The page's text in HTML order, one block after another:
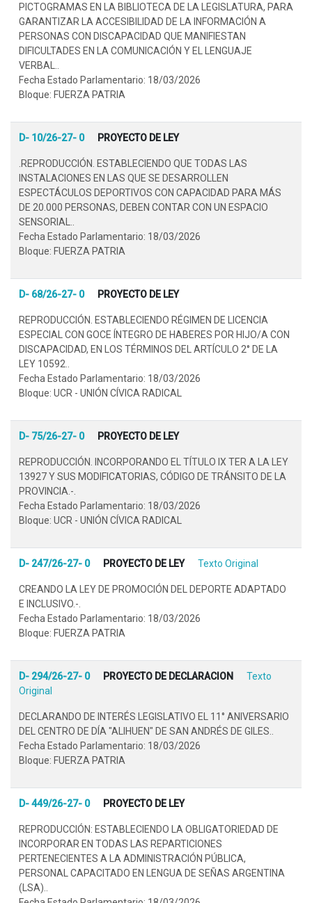
PICTOGRAMAS EN LA BIBLIOTECA DE LA LEGISLATURA, PARA
GARANTIZAR LA ACCESIBILIDAD DE LA INFORMACIÓN A
PERSONAS CON DISCAPACIDAD QUE MANIFIESTAN
DIFICULTADES EN LA COMUNICACIÓN Y EL LENGUAJE
VERBAL..
Fecha Estado Parlamentario: 18/03/2026
Bloque: FUERZA PATRIA
D- 10/26-27- 0 PROYECTO DE LEY
.REPRODUCCIÓN. ESTABLECIENDO QUE TODAS LAS
INSTALACIONES EN LAS QUE SE DESARROLLEN
ESPECTÁCULOS DEPORTIVOS CON CAPACIDAD PARA MÁS
DE 20.000 PERSONAS, DEBEN CONTAR CON UN ESPACIO
SENSORIAL..
Fecha Estado Parlamentario: 18/03/2026
Bloque: FUERZA PATRIA
D- 68/26-27- 0 PROYECTO DE LEY
REPRODUCCIÓN. ESTABLECIENDO RÉGIMEN DE LICENCIA
ESPECIAL CON GOCE ÍNTEGRO DE HABERES POR HIJO/A CON
DISCAPACIDAD, EN LOS TÉRMINOS DEL ARTÍCULO 2° DE LA
LEY 10592..
Fecha Estado Parlamentario: 18/03/2026
Bloque: UCR - UNIÓN CÍVICA RADICAL
D- 75/26-27- 0 PROYECTO DE LEY
REPRODUCCIÓN. INCORPORANDO EL TÍTULO IX TER A LA LEY
13927 Y SUS MODIFICATORIAS, CÓDIGO DE TRÁNSITO DE LA
PROVINCIA.-.
Fecha Estado Parlamentario: 18/03/2026
Bloque: UCR - UNIÓN CÍVICA RADICAL
D- 247/26-27- 0 PROYECTO DE LEY Texto Original
CREANDO LA LEY DE PROMOCIÓN DEL DEPORTE ADAPTADO
E INCLUSIVO.-.
Fecha Estado Parlamentario: 18/03/2026
Bloque: FUERZA PATRIA
D- 294/26-27- 0 PROYECTO DE DECLARACION
Texto
Original
DECLARANDO DE INTERÉS LEGISLATIVO EL 11° ANIVERSARIO
DEL CENTRO DE DÍA "ALIHUEN" DE SAN ANDRÉS DE GILES..
Fecha Estado Parlamentario: 18/03/2026
Bloque: FUERZA PATRIA
D- 449/26-27- 0 PROYECTO DE LEY
REPRODUCCIÓN: ESTABLECIENDO LA OBLIGATORIEDAD DE
INCORPORAR EN TODAS LAS REPARTICIONES
PERTENECIENTES A LA ADMINISTRACIÓN PÚBLICA,
PERSONAL CAPACITADO EN LENGUA DE SEÑAS ARGENTINA
(LSA)..